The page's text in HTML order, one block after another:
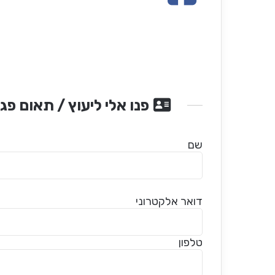
פנו אלי ליעוץ / תאום
שם
דואר אלקטרוני
טלפון